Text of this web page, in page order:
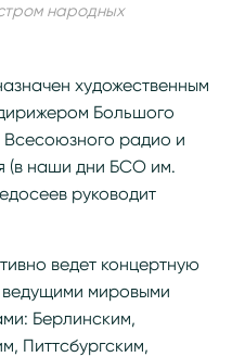
народных
художественным
Большого
радио и
(в наши дни БСО им.
руководит
ведет концертную
ведущими мировыми
Берлинским,
Питтсбургским,